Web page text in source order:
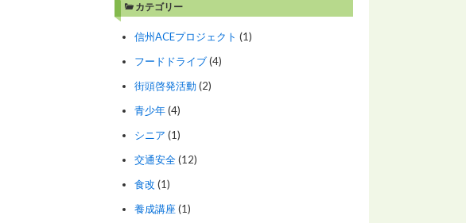
カテゴリー
信州ACEプロジェクト (1)
フードドライブ(4)
街頭啓発活動(2)
青少年(4)
シニア (1)
交通安全(12)
食改 (1)
養成講座(1)